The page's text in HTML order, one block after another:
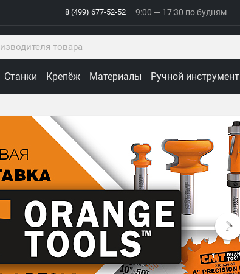
8 (499) 677-52-52 9:00 — 17:30 по будням
Станки Крепёж Материалы Ручной инструмент